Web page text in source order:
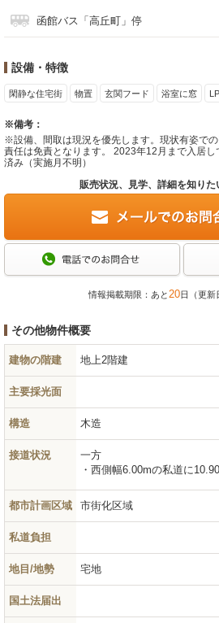
函館バス「高丘町」停
設備・特徴
閑静な住宅街 物置 玄関フード 浴室に窓
※備考：
※設備、間取は現況を優先します。現状有姿で
責任は免責となります。 2023年12月まで入居
済み（実施月不明）
販売状況、見学、詳細を知りた
情報掲載期限：あと 20日（更新
その他物件概要
建物の階建 地上2階建
主要採光面
構造 木造
接道状況
一方
西側幅6.00mの私道に
都市計画区域 市街化区域
私道負担
地目/地勢 宅地
国土法届出